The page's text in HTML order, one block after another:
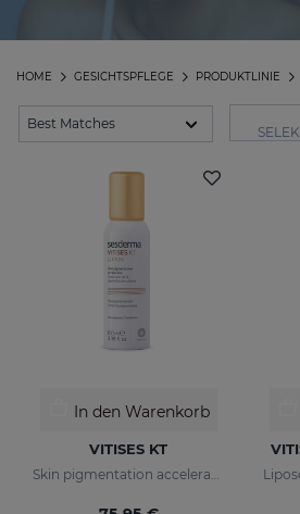
PRODUKTLINIE
GESICHTSPFLEGE
HOME
In den Warenkorb
VITISES KT
Skin pigmentation accelerator